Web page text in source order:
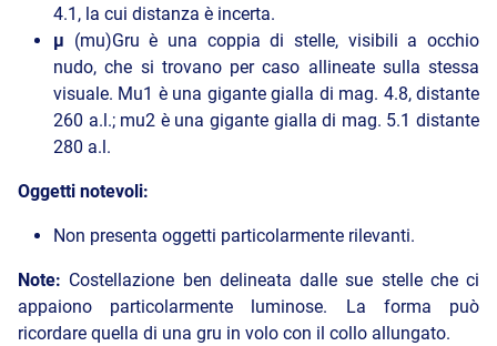
4.1, la cui distanza è incerta.
μ (mu)Gru è una coppia di stelle, visibili a occhio
nudo, che si trovano per caso allineate sulla stessa
visuale. Mu1 è una gigante gialla di mag. 4.8, distante
260 a.l.; mu2 è una gigante gialla di mag. 5.1 distante
280 a.l.
Oggetti notevoli:
Non presenta oggetti particolarmente rilevanti.
Note: Costellazione ben delineata dalle sue stelle che ci
appaiono particolarmente luminose. La forma può
ricordare quella di una gru in volo con il collo allungato.